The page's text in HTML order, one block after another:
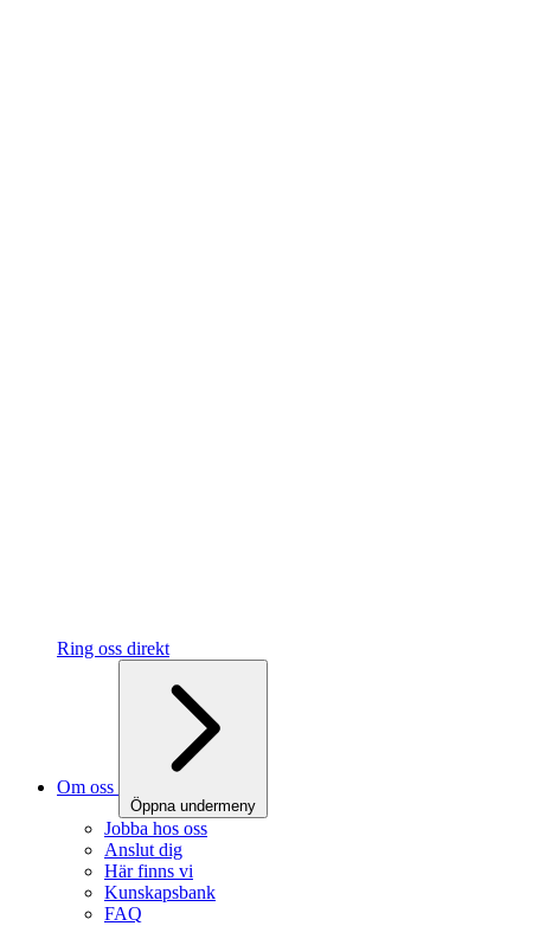
Ring oss direkt
Om oss
Öppna undermeny
Jobba hos oss
Anslut dig
Här finns vi
Kunskapsbank
FAQ